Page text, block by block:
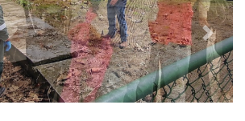
Next